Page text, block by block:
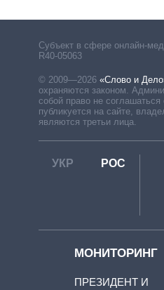
Субъект в сфере онлайн-
R40-05063
© 2009—2026 «Слово и
охраняются законом.
собой право не
публикуется на сайте,
являются третьи лица.
УКР РОС
МОНИТОРИНГ
ПРЕЗИДЕНТ И